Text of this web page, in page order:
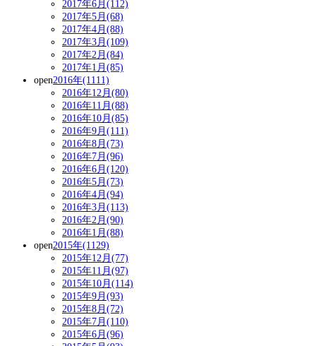
2017年6月(112)
2017年5月(68)
2017年4月(88)
2017年3月(109)
2017年2月(84)
2017年1月(85)
open2016年(1111)
2016年12月(80)
2016年11月(88)
2016年10月(85)
2016年9月(111)
2016年8月(73)
2016年7月(96)
2016年6月(120)
2016年5月(73)
2016年4月(94)
2016年3月(113)
2016年2月(90)
2016年1月(88)
open2015年(1129)
2015年12月(77)
2015年11月(97)
2015年10月(114)
2015年9月(93)
2015年8月(72)
2015年7月(110)
2015年6月(96)